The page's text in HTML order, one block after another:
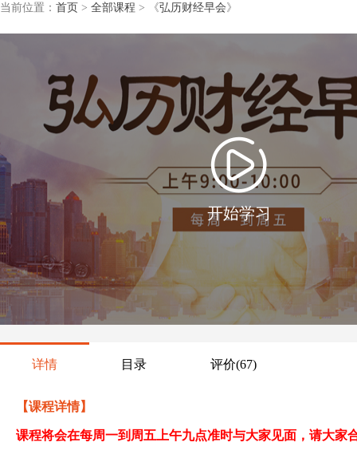
当前位置： 首页 > 全部课程 > 《弘历财经早会》
开始学习
详情 目录 评价(67)
【课程详情】
课程将会在每周一到周五上午九点准时与大家见面，请大家